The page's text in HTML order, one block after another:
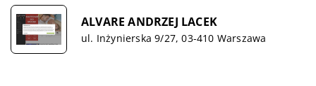
ALVARE ANDRZEJ LACEK
ul. Inżynierska 9/27, 03-410 Warszawa